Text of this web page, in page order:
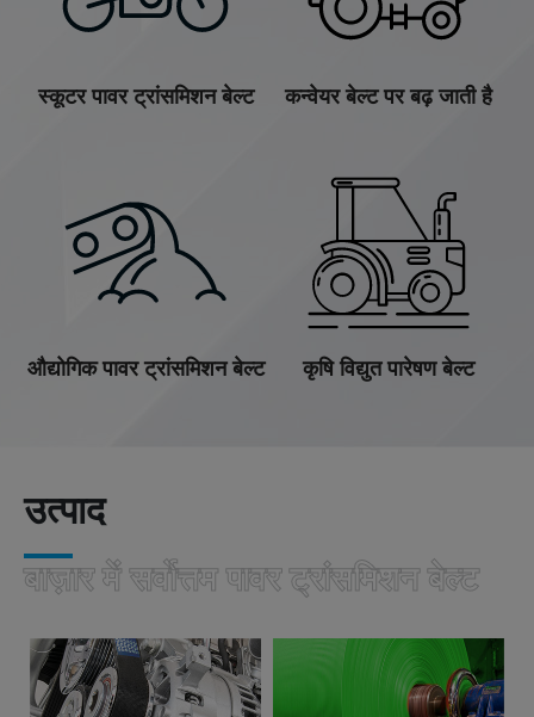
स्कूटर पावर ट्रांसमिशन बेल्ट कन्वेयर बेल्ट पर बढ़ जाती है
औद्योगिक पावर ट्रांसमिशन बेल्ट कृषि विद्युत पारेषण बेल्ट
उत्पाद
बाज़ार में सर्वोत्तम पावर ट्रांसमिशन बेल्ट